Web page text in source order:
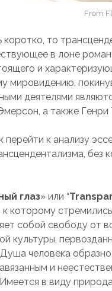
From
коротко, то
в лоне
и
мировидению,
деятелями
а также Генри
перейти к анализу
без
глаз» или “
к которому
собой свободу от
культуры,
человека
и
Имеется в виду